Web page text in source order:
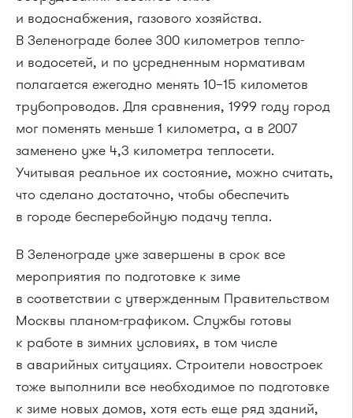
и водоснабжения, газового хозяйства.
В Зеленограде более 300 километров тепло-
и водосетей, и по усредненным нормативам
полагается ежегодно менять 10–15 километов
трубопроводов. Для сравнения, 1999 году город
мог поменять меньше 1 километра, а в 2007
заменено уже 4,3 километра теплосети.
Учитывая реальное их состояние, можно считать,
что сделано достаточно, чтобы обеспечить
в городе бесперебойную подачу тепла.
В Зеленограде уже завершены в срок все
мероприятия по подготовке к зиме
в соответствии с утвержденным Правительством
Москвы планом-графиком. Службы готовы
к работе в зимних условиях, в том числе
в аварийных ситуациях. Строители новостроек
тоже выполнили все необходимое по подготовке
к зиме новых домов, хотя есть еще ряд зданий,